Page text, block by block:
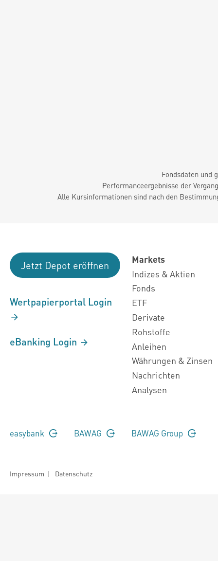
Fondsdaten und
Performanceergebnisse der
Alle Kursinformationen sind nach den
Jetzt Depot eröffnen
Wertpapierportal Login
eBanking Login
Markets
Indizes & Aktien
Fonds
ETF
Derivate
Rohstoffe
Anleihen
Währungen & Zinsen
Nachrichten
Analysen
easybank BAWAG BAWAG Group
Impressum | Datenschutz